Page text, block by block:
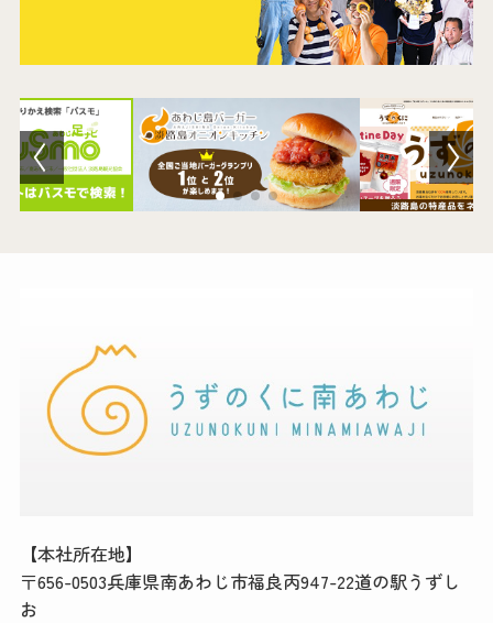
【本社所在地】
〒656-0503兵庫県南あわじ市福良丙947-22道の駅うずし
お